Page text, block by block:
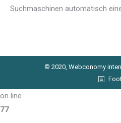
on line
77
Suchmaschinen automatisch
© 2020, Webconomy